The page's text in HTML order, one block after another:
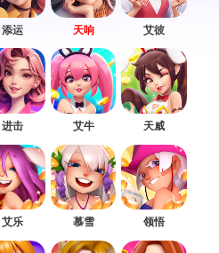
添运 天响 艾彼
进击 艾牛 天威
艾乐 慕雪 领悟